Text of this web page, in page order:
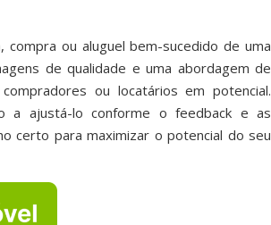
ou aluguel bem-sucedido de uma
de qualidade e uma abordagem de
ou locatários em potencial.
a ajustá-lo conforme o feedback e as
certo para maximizar o potencial do seu